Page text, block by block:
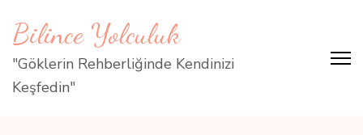
atla
(Enter
tuşuna
Bilince Yolculuk
"Göklerin Rehberliğinde Kendinizi
Keşfedin"